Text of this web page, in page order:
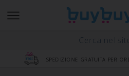
SPEDIZIONE GRATUITA PER